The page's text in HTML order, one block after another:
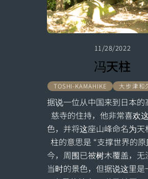
11/28/2022
冯天柱
TOSHI-KAMAHIKE 大步津和
据说一位从中国来到日本的
慈寺的住持，他非常喜欢
色，并将这座山峰命名为天
柱的意思是 “支撑世界的原
今，周围已被树木覆盖，无
当时的景色，但据说这里是